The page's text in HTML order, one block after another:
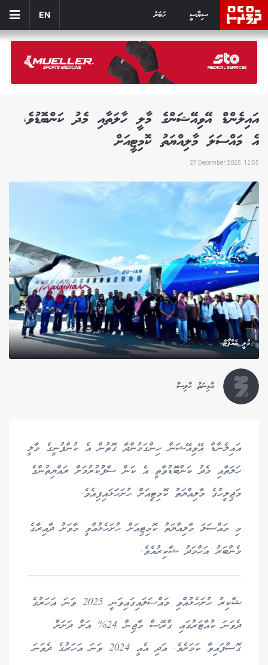
ސިޔާސީ ހަބަރު EN
އައިލެންޑް އޭވިއޭޝަންގެ މާލީ ހާލަތާއި މެދު ކަންބޮޑުވެ،
އެ މައްސަލަ މާލިއްޔަތު ކޮމިޓީއަށް
27 December 2025, 12:55
މުލީ އެއާޕޯޓް
އާމިނަތު ހާލިސާ
އައިލެންޑް އޭވިއޭޝަން ހިންގަމުންދާ ގޮތުން އެ ކުންފުނީގެ މާލީ
ހަލަތާއި މެދު ކަންބޮޑުވާތީ އެ ކަން ސާފުުކުރުމަށް ރައްޔިތުންގެ
މަޖިލީހުގެ މާލިއްޔަތު ކޮމިޓީއަށް ހުށަހަަޅައިފިއެވެ.
މި މައްސަލަ މާލިއްޔަތު ކޮމިޓިއަށް ހުށަހެޅުއްވީ މާވަށު ދާއިރާގެ
މެންބަރު އަހްމަދު ޝާކިރުއެވެ.
ޝާކިރު ހުށަހެޅުއްވި މައްސަލައިގައިވަނީ 2025 ވަނަ އަހަރުގެ
ދެވަނަ ކުއާޓަރުގައި ގްރޮސް މާޖިން 24% އަށް ދަށަށް
ގޮސްފައިވާ ކަމަށެވެ. އަދި އެއީ 2024 ވަނަ އަހަރުގެ ދެވަނަ